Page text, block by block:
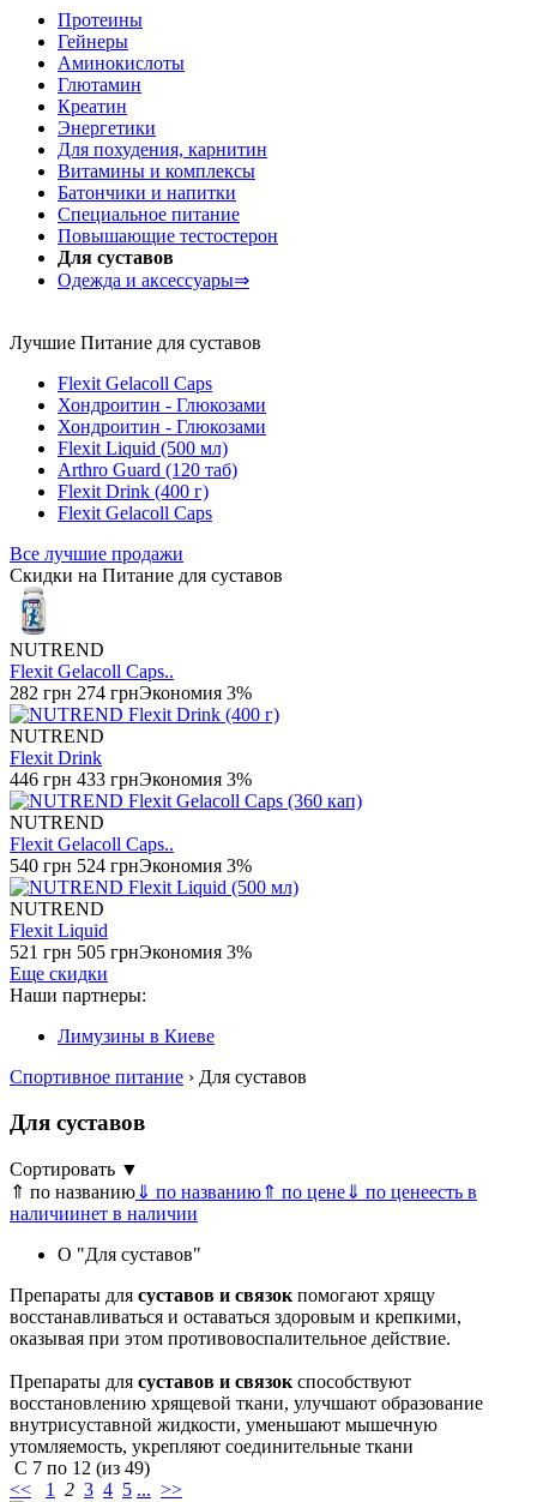
Протеины
Гейнеры
Аминокислоты
Глютамин
Креатин
Энергетики
Для похудения, карнитин
Витамины и комплексы
Батончики и напитки
Специальное питание
Повышающие тестостерон
Для суставов
Одежда и аксессуары⇒
Лучшие Питание для суставов
Flexit Gelacoll Caps
Хондроитин - Глюкозами
Хондроитин - Глюкозами
Flexit Liquid (500 мл)
Arthro Guard (120 таб)
Flexit Drink (400 г)
Flexit Gelacoll Caps
Все лучшие продажи
Скидки на Питание для суставов
NUTREND
Flexit Gelacoll Caps..
282 грн 274 грнЭкономия 3%
NUTREND
Flexit Drink
446 грн 433 грнЭкономия 3%
NUTREND
Flexit Gelacoll Caps..
540 грн 524 грнЭкономия 3%
NUTREND
Flexit Liquid
521 грн 505 грнЭкономия 3%
Еще скидки
Наши партнеры:
Лимузины в Киеве
Спортивное питание › Для суставов
Для суставов
Сортировать ▼
⇑ по названию⇓ по названию⇑ по цене⇓ по ценеесть в
наличиинет в наличии
О "Для суставов"
Препараты для суставов и связок помогают хрящу
восстанавливаться и оставаться здоровым и крепкими,
оказывая при этом противовоспалительное действие.
Препараты для суставов и связок способствуют
восстановлению хрящевой ткани, улучшают образование
внутрисуставной жидкости, уменьшают мышечную
утомляемость, укрепляют соединительные ткани
С 7 по 12 (из 49)
<<
1 2 3 4 5 ... >>